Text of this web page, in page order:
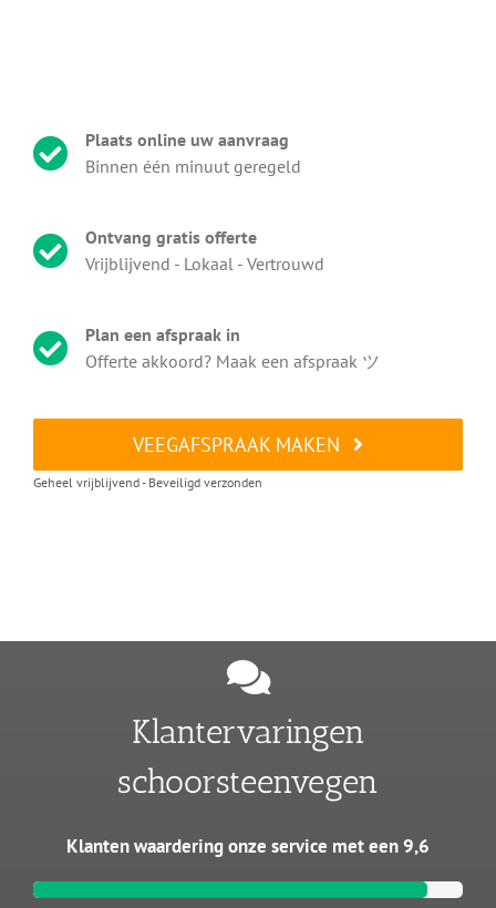
Plaats online uw aanvraag
Binnen één minuut geregeld
Ontvang gratis offerte
Vrijblijvend - Lokaal - Vertrouwd
Plan een afspraak in
Offerte akkoord? Maak een afspraak ツ
VEEGAFSPRAAK MAKEN
Geheel vrijblijvend - Beveiligd verzonden
Klantervaringen
schoorsteenvegen
Klanten waardering onze service met een 9,6